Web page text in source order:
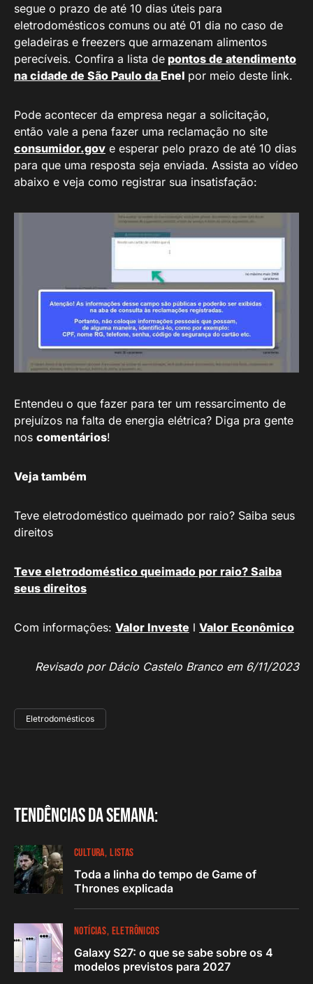
segue o prazo de até 10 dias úteis para
eletrodomésticos comuns ou até 01 dia no caso de
geladeiras e freezers que armazenam alimentos
perecíveis. Confira a lista de pontos de atendimento
na cidade de São Paulo da Enel por meio deste link.
Pode acontecer da empresa negar a solicitação,
então vale a pena fazer uma reclamação no site
consumidor.gov e esperar pelo prazo de até 10 dias
para que uma resposta seja enviada. Assista ao vídeo
abaixo e veja como registrar sua insatisfação:
Entendeu o que fazer para ter um ressarcimento de
prejuízos na falta de energia elétrica? Diga pra gente
nos comentários!
Veja também
Teve eletrodoméstico queimado por raio? Saiba seus
direitos
Teve eletrodoméstico queimado por raio? Saiba
seus direitos
Com informações: Valor Investe l Valor Econômico
Revisado por Dácio Castelo Branco em 6/11/2023
Eletrodomésticos
Tendências da semana:
CULTURA LISTAS
Toda a linha do tempo de Game of
Thrones explicada
NOTÍCIAS ELETRÔNICOS
Galaxy S27: o que se sabe sobre os 4
modelos previstos para 2027